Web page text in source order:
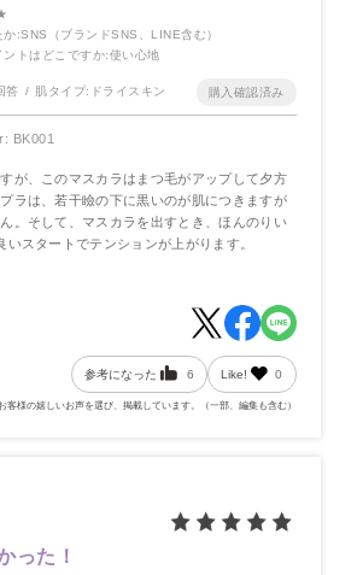
か:SNS（ブランドSNS、LINE含む）
ントはどこですか:使い心地
答 肌タイプ: ドライスキン
BK001
が、このマスカラはまつ毛がアップして夕方
ラは、若干瞼の下に黒いのが肌につきますが
。そして、マスカラを出すとき、ほんのりい
いスタートでテンションが上がります。
参考になった 6 Like! 0
客様の嬉しいお声を選び、掲載しています。（一部、編集も含む）
った！